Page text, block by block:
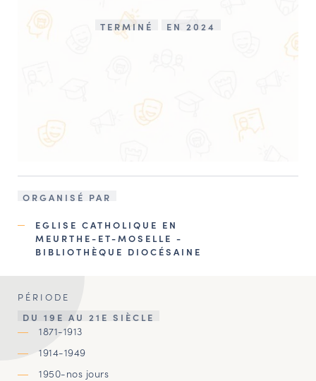
TERMINÉ EN 2024
ORGANISÉ PAR
EGLISE CATHOLIQUE EN
MEURTHE-ET-MOSELLE -
BIBLIOTHÈQUE DIOCÉSAINE
PÉRIODE
DU 19E AU 21E SIÈCLE
1871-1913
1914-1949
1950-nos jours